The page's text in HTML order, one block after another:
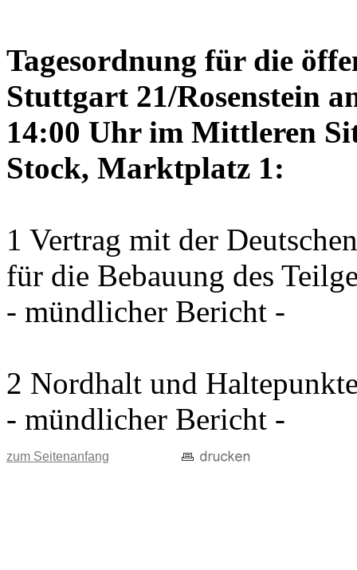
Tagesordnung für die
Stuttgart 21/Rosenstein
14:00 Uhr im Mittleren
Stock, Marktplatz 1:
1 Vertrag mit der
für die Bebauung des
- mündlicher Bericht -
2 Nordhalt und
- mündlicher Bericht -
zum Seitenanfang